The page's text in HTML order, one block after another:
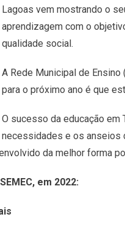
Lagoas vem mostrando o
aprendizagem com o
qualidade social.
A Rede Municipal de
para o próximo ano é que
O sucesso da educação em
necessidades e os anseios
da melhor forma
em 2022: